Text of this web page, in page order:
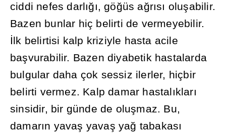
ciddi nefes darlığı, göğüs ağrısı oluşabilir.
Bazen bunlar hiç belirti de vermeyebilir.
İlk belirtisi kalp kriziyle hasta acile
başvurabilir. Bazen diyabetik hastalarda
bulgular daha çok sessiz ilerler, hiçbir
belirti vermez. Kalp damar hastalıkları
sinsidir, bir günde de oluşmaz. Bu,
damarın yavaş yavaş yağ tabakası